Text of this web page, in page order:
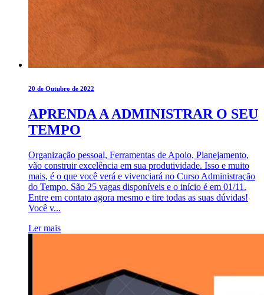
20 de Outubro de 2022
APRENDA A ADMINISTRAR O SEU
TEMPO
Organização pessoal, Ferramentas de Apoio, Planejamento,
vão construir excelência em sua produtividade. Isso e muito
mais, é o que você verá e vivenciará no Curso Administração
do Tempo. São 25 vagas disponíveis e o início é em 01/11.
Entre em contato agora mesmo e tire todas as suas dúvidas!
Você v...
Ler mais